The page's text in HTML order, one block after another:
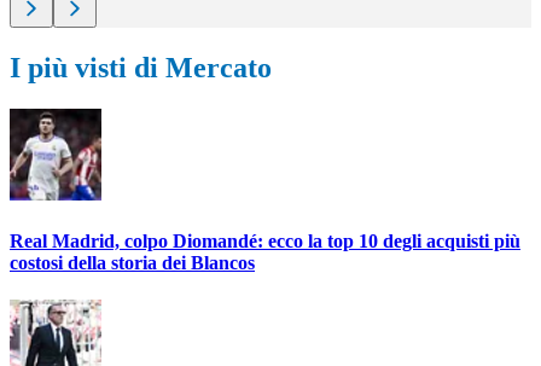
I più visti di Mercato
Real Madrid, colpo Diomandé: ecco la top 10 degli acquisti più
costosi della storia dei Blancos